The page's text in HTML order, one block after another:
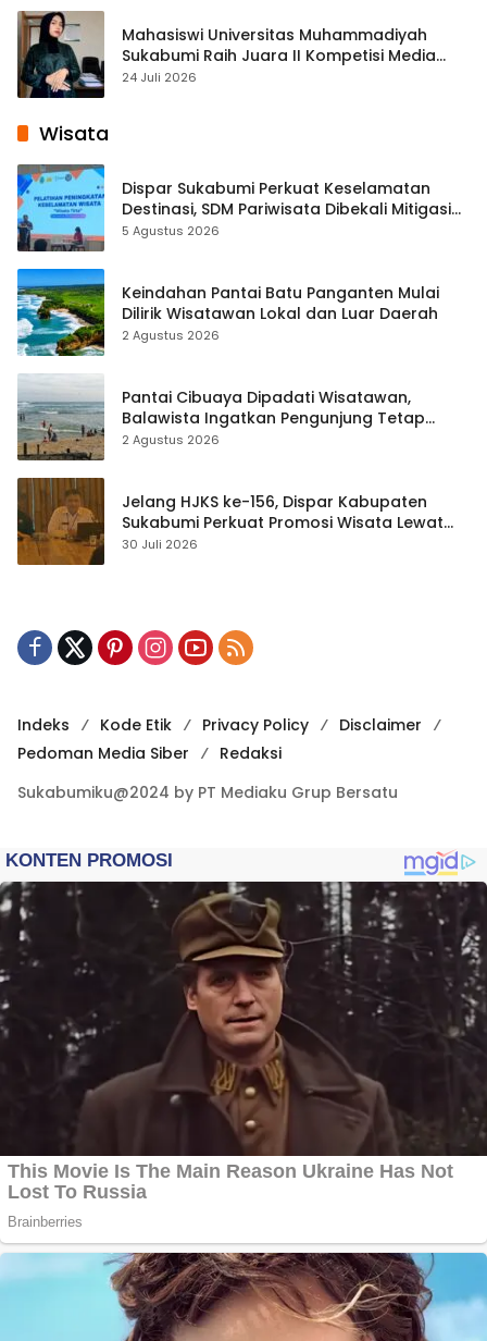
Mahasiswi Universitas Muhammadiyah
Sukabumi Raih Juara II Kompetisi Media
Pembelajaran Digital Tingkat Internasional
24 Juli 2026
Wisata
Dispar Sukabumi Perkuat Keselamatan
Destinasi, SDM Pariwisata Dibekali Mitigasi
hingga Teknik Evakuasi
5 Agustus 2026
Keindahan Pantai Batu Panganten Mulai
Dilirik Wisatawan Lokal dan Luar Daerah
2 Agustus 2026
Pantai Cibuaya Dipadati Wisatawan,
Balawista Ingatkan Pengunjung Tetap
Waspada
2 Agustus 2026
Jelang HJKS ke-156, Dispar Kabupaten
Sukabumi Perkuat Promosi Wisata Lewat
Publikasi Digital
30 Juli 2026
Indeks Kode Etik Privacy Policy
Disclaimer
Pedoman Media Siber
Redaksi
Sukabumiku@2024 by PT Mediaku Grup Bersatu